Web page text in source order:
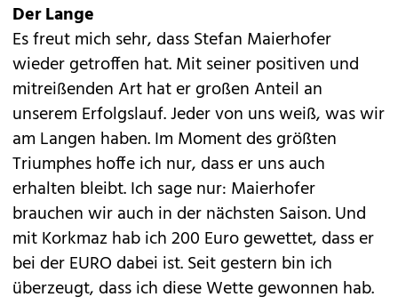
Der Lange
Es freut mich sehr, dass Stefan Maierhofer
wieder getroffen hat. Mit seiner positiven und
mitreißenden Art hat er großen Anteil an
unserem Erfolgslauf. Jeder von uns weiß, was wir
am Langen haben. Im Moment des größten
Triumphes hoffe ich nur, dass er uns auch
erhalten bleibt. Ich sage nur: Maierhofer
brauchen wir auch in der nächsten Saison. Und
mit Korkmaz hab ich 200 Euro gewettet, dass er
bei der EURO dabei ist. Seit gestern bin ich
überzeugt, dass ich diese Wette gewonnen hab.